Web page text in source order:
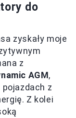
do
zyskały moje
z
AGM,
z
Z kolei